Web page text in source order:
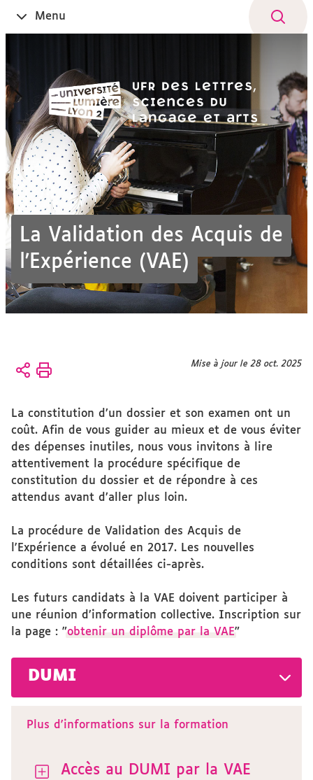
Ouvrir
le
Menu
La Validation des Acquis de
l'Expérience (VAE)
Vous
Accueil
CFMI
CFMI
Mise à jour le 28 oct. 2025
La constitution d’un dossier et son examen ont un
coût. Afin de vous guider au mieux et de vous éviter
des dépenses inutiles, nous vous invitons à lire
attentivement la procédure spécifique de
constitution du dossier et de répondre à ces
attendus avant d’aller plus loin.
La procédure de Validation des Acquis de
l'Expérience a évolué en 2017. Les nouvelles
conditions sont détaillées ci-après.
Les futurs candidats à la VAE doivent participer à
une réunion d’information collective. Inscription sur
la page : "obtenir un diplôme par la VAE"
DUMI
Plus d'informations sur la formation
Accès au DUMI par la VAE